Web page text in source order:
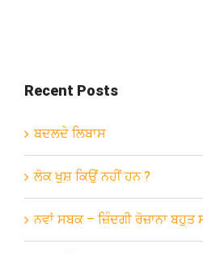
Recent Posts
ਬਦਲਦੇ ਲਿਬਾਸ
ਲੋਕ ਖੁਸ਼ ਕਿਉਂ ਨਹੀਂ ਹਨ ?
ਨਵਾਂ ਸਬਕ – ਜ਼ਿੰਦਗੀ ਰੋਜ਼ਾਨਾ ਬਹੁਤ